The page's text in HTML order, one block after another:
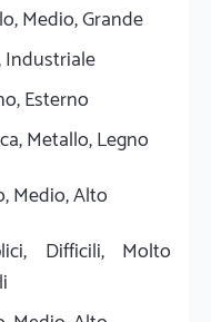
Medio, Grande
Industriale
Esterno
Metallo, Legno
Medio, Alto
Difficili, Molto